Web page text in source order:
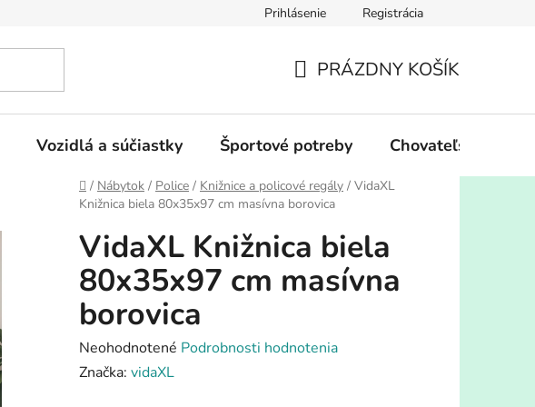
Prihlásenie Registrácia
KOŠÍK
PRÁZDNY KOŠÍK
Vozidlá a súčiastky Športové potreby Chovateľské
Domov
/ Nábytok / Police / Knižnice a policové regály / VidaXL
Knižnica biela 80x35x97 cm masívna borovica
VidaXL Knižnica biela
80x35x97 cm masívna
borovica
Priemerné
hodnotenie
Neohodnotené Podrobnosti hodnotenia
Značka: vidaXL